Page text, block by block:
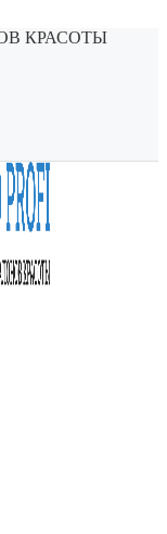
КРАСОТЫ